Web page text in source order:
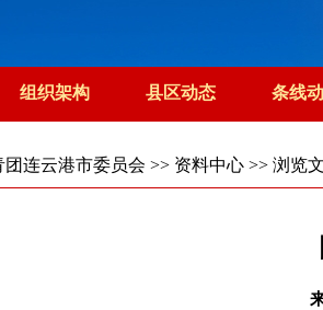
组织架构 县区动态 条线
团连云港市委员会 >> 资料中心 >> 浏览